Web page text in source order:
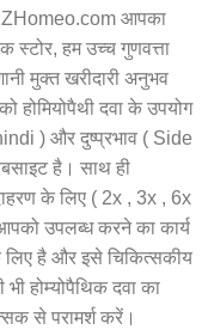
आपका
स्टोर, हम उच्च गुणवत्ता
मुक्त खरीदारी अनुभव
दवा के उपयोग
) और दुष्प्रभाव ( Side
है। साथ ही
के लिए ( 2x , 3x , 6x
उपलब्ध करने का कार्य
लिए है और इसे चिकित्सकीय
होम्योपैथिक दवा का
से परामर्श करें।